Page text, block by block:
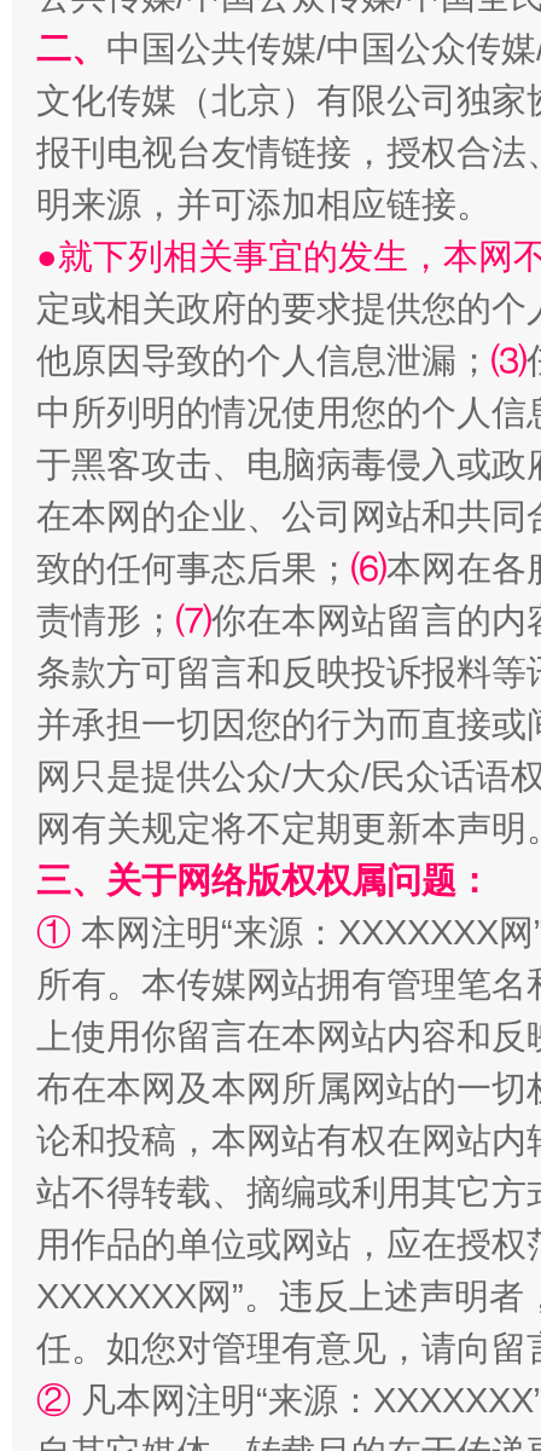
事关残疾人未来5年
规模最大的光氢储一体化项目 走
如何以同查同治破解风腐交织难题 养老服
二、 中国公共传媒/中国公众传
文化传媒（北京）有限公司独
报刊电视台友情链接，授权合
明来源，并可添加相应链接。
●就下列相关事宜的发生，本网
定或相关政府的要求提供您的个
他原因导致的个人信息泄漏； ⑶
中所列明的情况使用您的个人
于黑客攻击、电脑病毒侵入或
在本网的企业、公司网站和共
致的任何事态后果； ⑹本网在各
责情形； ⑺你在本网站留言的内
条款方可留言和反映投诉报料
并承担一切因您的行为而直接
网只是提供公众/大众/民众话语
网有关规定将不定期更新本声明
三、关于网络版权权属问题：
① 本网注明“来源：XXXXXXX
所有。本传媒网站拥有管理笔
上使用你留言在本网站内容和
布在本网及本网所属网站的一
论和投稿，本网站有权在网站
站不得转载、摘编或利用其它
用作品的单位或网站，应在授
XXXXXXX网”。违反上述声明
任。如您对管理有意见，请向
② 凡本网注明“来源：